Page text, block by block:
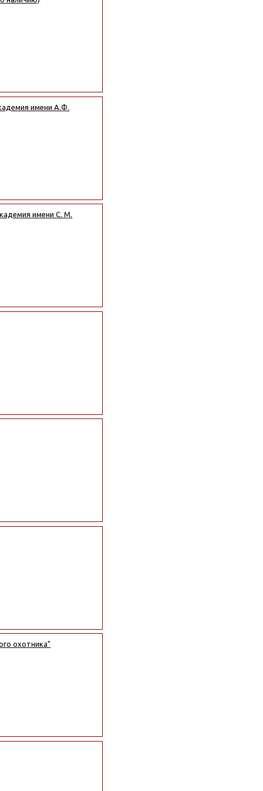
имени А.Ф.
имени С. М.
охотника"